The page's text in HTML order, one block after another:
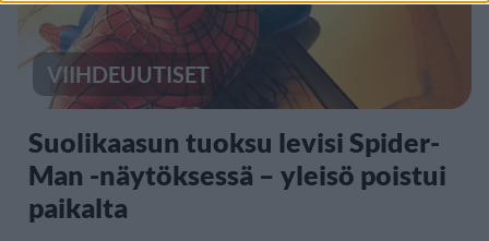
VIIHDEUUTISET
Suolikaasun tuoksu levisi Spider-
Man -näytöksessä – yleisö poistui
paikalta